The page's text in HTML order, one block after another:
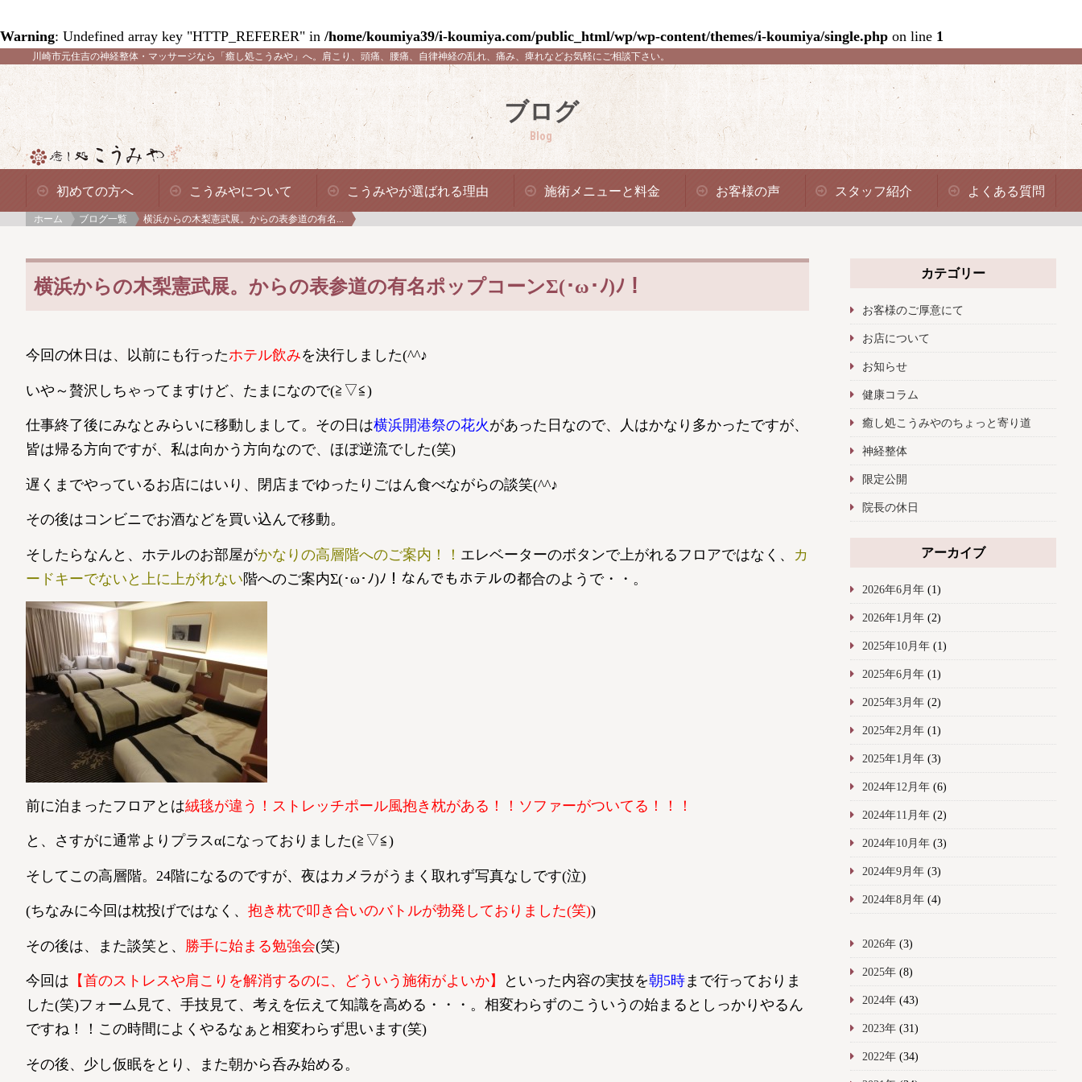
Warning: Undefined array key "HTTP_REFERER" in /home/koumiya39/i-koumiya.com/public_html/wp/wp-content/themes/i-koumiya/single.php on line 1
川崎市元住吉の神経整体・マッサージなら「癒し処こうみや」へ。 肩こり、頭痛、腰痛、自律神経の乱れ、痛み、痺れなどお気軽にご相談下さい。
ブログ
Blog
初めての方へ こうみやについて こうみやが選ばれる理由 施術メニューと料金 お客様の声 スタッフ紹介 よくある質問
ホーム ブログ一覧 横浜からの木梨憲武展。からの表参道の有名...
横浜からの木梨憲武展。からの表参道の有名ポップコーンΣ(･ω･ﾉ)ﾉ！
今回の休日は、以前にも行ったホテル飲みを決行しました(^^♪
いや～贅沢しちゃってますけど、たまになので(≧▽≦)
仕事終了後にみなとみらいに移動しまして。その日は横浜開港祭の花火があった日なので、人はかなり多かったですが、
皆は帰る方向ですが、私は向かう方向なので、ほぼ逆流でした(笑)
遅くまでやっているお店にはいり、閉店までゆったりごはん食べながらの談笑(^^♪
その後はコンビニでお酒などを買い込んで移動。
そしたらなんと、ホテルのお部屋がかなりの高層階へのご案内！！ エレベーターのボタンで上がれるフロアではなく、 カ
ードキーでないと上に上がれない階へのご案内Σ(･ω･ﾉ)ﾉ！なんでもホテルの都合のようで・・。
前に泊まったフロアとは絨毯が違う！ストレッチポール風抱き枕がある！！ソファーがついてる！！！
と、さすがに通常よりプラスαになっておりました(≧▽≦)
そしてこの高層階。24階になるのですが、夜はカメラがうまく取れず写真なしです(泣)
(ちなみに今回は枕投げではなく、 抱き枕で叩き合いのバトルが勃発しておりました(笑))
その後は、また談笑と、 勝手に始まる勉強会(笑)
今回は 【首のストレスや肩こりを解消するのに、どういう施術がよいか】 といった内容の実技を朝5時まで行っておりま
した(笑)フォーム見て、手技見て、考えを伝えて知識を高める・・・。相変わらずのこういうの始まるとしっかりやるん
ですね！！この時間によくやるなぁと相変わらず思います(笑)
その後、少し仮眠をとり、また朝から呑み始める。
カテゴリー
お客様のご厚意にて
お店について
お知らせ
健康コラム
癒し処こうみやのちょっと寄り道
神経整体
限定公開
院長の休日
アーカイブ
2026年6月年(1)
2026年1月年(2)
2025年10月年(1)
2025年6月年(1)
2025年3月年(2)
2025年2月年(1)
2025年1月年(3)
2024年12月年(6)
2024年11月年(2)
2024年10月年(3)
2024年9月年(3)
2024年8月年(4)
2026年(3)
2025年(8)
2024年(43)
2023年(31)
2022年(34)